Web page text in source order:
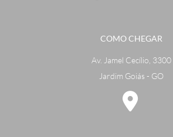
COMO CHEGAR
Av. Jamel Cecílio, 3300
Jardim Goiás - GO